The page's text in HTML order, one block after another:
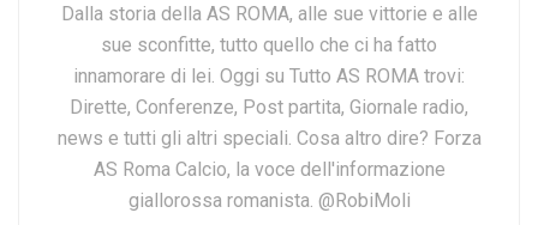
Dalla storia della AS ROMA, alle sue vittorie e alle
sue sconfitte, tutto quello che ci ha fatto
innamorare di lei. Oggi su Tutto AS ROMA trovi:
Dirette, Conferenze, Post partita, Giornale radio,
news e tutti gli altri speciali. Cosa altro dire? Forza
AS Roma Calcio, la voce dell'informazione
giallorossa romanista. @RobiMoli